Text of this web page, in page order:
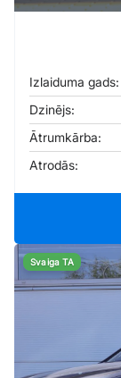
Izlaiduma gads:
Dzinējs:
Ātrumkārba:
Atrodās:
Svaiga TA